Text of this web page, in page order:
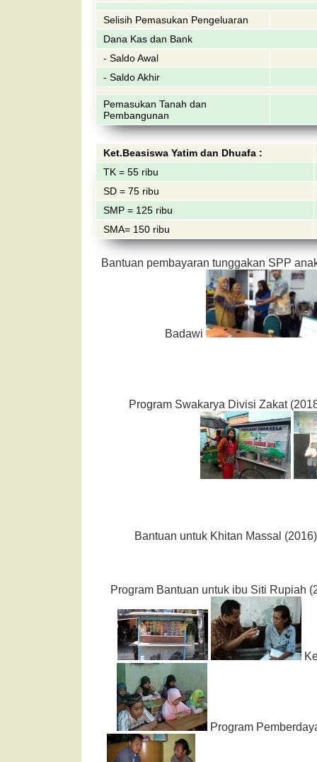
Selisih Pemasukan Pengeluaran
Dana Kas dan Bank
- Saldo Awal
- Saldo Akhir
Pemasukan Tanah dan
Pembangunan
Ket.Beasiswa Yatim dan Dhuafa :
TK = 55 ribu
SD = 75 ribu
SMP = 125 ribu
SMA= 150 ribu
Bantuan pembayaran tunggakan SPP
Badawi
Program Swakarya Divisi Zakat
Bantuan untuk Khitan Massal
Program Bantuan untuk ibu Siti Rupiah
Program